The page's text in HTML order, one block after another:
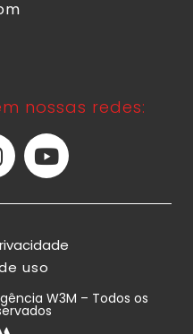
nossas redes:
uso
W3M – Todos os